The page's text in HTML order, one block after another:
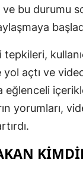
bu durumu
tepkileri,
yol açtı ve
eğlenceli
yorumları,